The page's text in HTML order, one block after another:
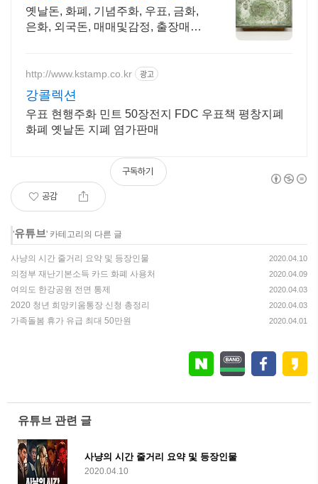
옛날돈, 화폐, 기념주화, 우표, 금화,
은화, 외국돈, 매매및감정, 출장매입
http://www.kstamp.co.kr 광고
강콜렉션
우표 현행주화 민트 50장전지 FDC 우표책 평창지폐
화폐 옛날돈 지폐 염가판매
공감
구독하기
'유튜브' 카테고리의 다른 글
사냥의 시간 줄거리 요약 및 등장인물 2020.04.10
의정부 재난기본소득 카드 화폐 사용처 2020.04.09
여의도 한강공원 전면 통제 2020.04.03
2020 청년 희망키움통장 신청 총정리 2020.04.03
가족돌봄 휴가 유급 최대 50만원 2020.04.01
유튜브 관련 글
사냥의 시간 줄거리 요약 및 등장인물
2020.04.10